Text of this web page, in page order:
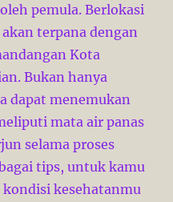
pemula. Berlokasi
terpana dengan
Kota
Bukan hanya
dapat menemukan
mata air panas
selama proses
tips, untuk kamu
kesehatanmu